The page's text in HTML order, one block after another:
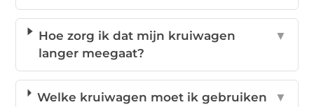
Hoe zorg ik dat mijn kruiwagen
langer meegaat?
▼
Welke kruiwagen moet ik gebruiken
▼